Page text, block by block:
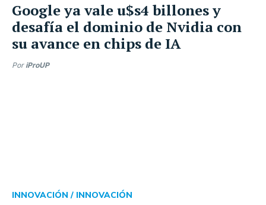
Google ya vale u$s4 billones y
desafía el dominio de Nvidia con
su avance en chips de IA
Por iProUP
INNOVACIÓN / INNOVACIÓN